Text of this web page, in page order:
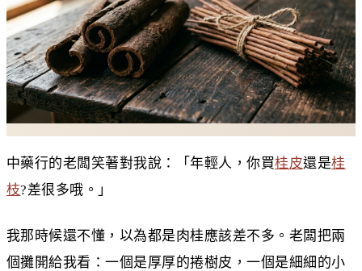
中藥行的老闆笑著對我說：「年輕人，你買桂皮還是桂
枝?差很多哦。」
我那時候還不懂，以為都是肉桂應該差不多。老闆把兩
個攤開給我看：一個是厚厚的捲樹皮，一個是細細的小